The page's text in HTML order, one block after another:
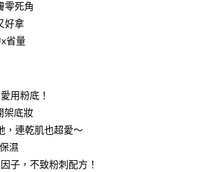
運費
零死角
好拿
省量
用粉底！
架底妝
，連乾肌也超愛～
濕
子，不致粉刺配方！